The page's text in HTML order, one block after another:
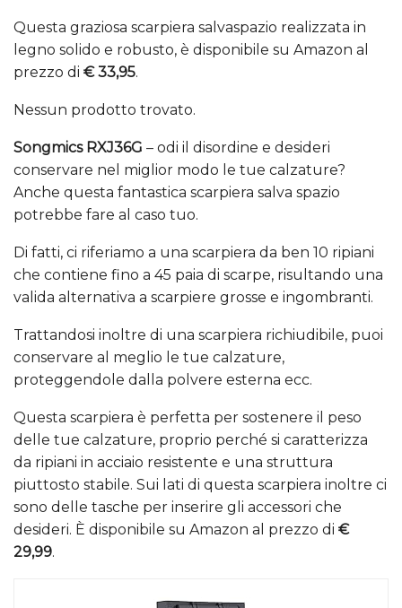
Questa graziosa scarpiera salvaspazio realizzata in
legno solido e robusto, è disponibile su Amazon al
prezzo di € 33,95.
Nessun prodotto trovato.
Songmics RXJ36G – odi il disordine e desideri
conservare nel miglior modo le tue calzature?
Anche questa fantastica scarpiera salva spazio
potrebbe fare al caso tuo.
Di fatti, ci riferiamo a una scarpiera da ben 10 ripiani
che contiene fino a 45 paia di scarpe, risultando una
valida alternativa a scarpiere grosse e ingombranti.
Trattandosi inoltre di una scarpiera richiudibile, puoi
conservare al meglio le tue calzature,
proteggendole dalla polvere esterna ecc.
Questa scarpiera è perfetta per sostenere il peso
delle tue calzature, proprio perché si caratterizza
da ripiani in acciaio resistente e una struttura
piuttosto stabile. Sui lati di questa scarpiera inoltre ci
sono delle tasche per inserire gli accessori che
desideri. È disponibile su Amazon al prezzo di €
29,99.